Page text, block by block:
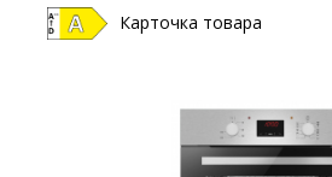
Карточка товара